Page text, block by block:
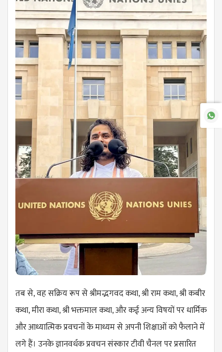
तब से, वह सक्रिय रूप से श्रीमद्भगवद कथा, श्री राम कथा, श्री कबीर
कथा, मीरा कथा, श्री भक्तमाल कथा, और कई अन्य विषयों पर धार्मिक
और आध्यात्मिक प्रवचनों के माध्यम से अपनी शिक्षाओं को फैलाने में
लगे हैं। उनके ज्ञानवर्धक प्रवचन संस्कार टीवी चैनल पर प्रसारित